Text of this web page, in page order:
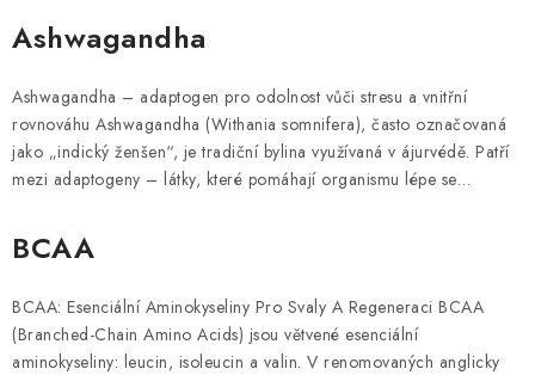
Podmínky ochrany osobních údajů
Server Map
Meine Bestellung
a
b
e
g
i
f
e
Ashwagandha
Ashwagandha – adaptogen pro odolnost vůči stresu a vnitřní
rovnováhu Ashwagandha (Withania somnifera), často označovaná
jako „indický ženšen“, je tradiční bylina využívaná v ájurvédě. Patří
mezi adaptogeny – látky, které pomáhají organismu lépe se…
BCAA
BCAA: Esenciální Aminokyseliny Pro Svaly A Regeneraci BCAA
(Branched-Chain Amino Acids) jsou větvené esenciální
aminokyseliny: leucin, isoleucin a valin. V renomovaných anglicky